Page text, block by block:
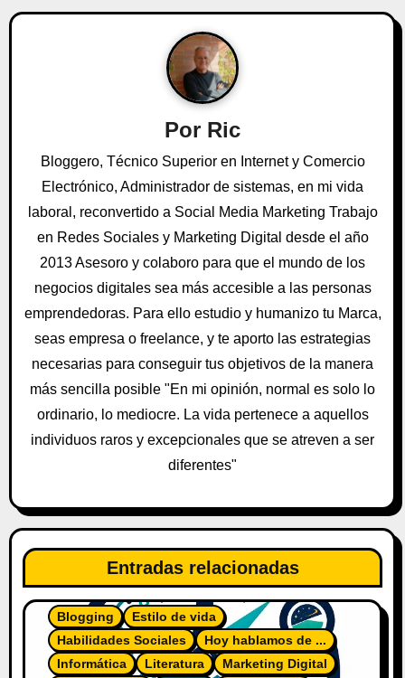
ó
n
d
e
e
n
t
r
a
a
s
Por Ric
Bloggero, Técnico Superior en Internet y Comercio
Electrónico, Administrador de sistemas, en mi vida
laboral, reconvertido a Social Media Marketing Trabajo
en Redes Sociales y Marketing Digital desde el año
2013 Asesoro y colaboro para que el mundo de los
negocios digitales sea más accesible a las personas
emprendedoras. Para ello estudio y humanizo tu Marca,
seas empresa o freelance, y te aporto las estrategias
necesarias para conseguir tus objetivos de la manera
más sencilla posible "En mi opinión, normal es solo lo
ordinario, lo mediocre. La vida pertenece a aquellos
individuos raros y excepcionales que se atreven a ser
diferentes"
Entradas relacionadas
Blogging
Estilo de vida
Habilidades Sociales
Hoy hablamos de ...
Informática
Literatura
Marketing Digital